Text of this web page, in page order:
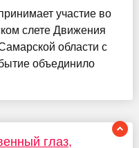
участие во
слете Движения
области с
объединило
глаз,